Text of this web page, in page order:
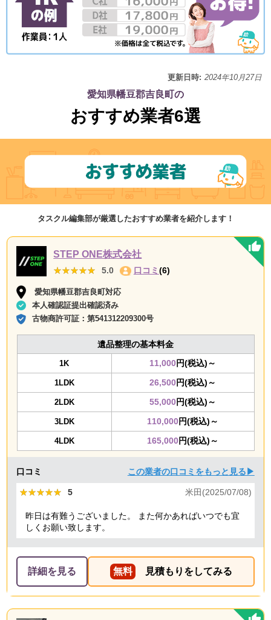
更新日時: 2024年10月27日
愛知県幡豆郡吉良町の
おすすめ業者6選
タスクル編集部が厳選したおすすめ業者を紹介します！
STEP ONE株式会社
★★★★★
★★★★★ 5.0 口コミ (6)
愛知県幡豆郡吉良町対応
本人確認証提出確認済み
古物商許可証：第541312209300号
遺品整理の基本料金
1K 11,000円(税込)～
1LDK 26,500円(税込)～
2LDK 55,000円(税込)～
3LDK 110,000円(税込)～
4LDK 165,000円(税込)～
口コミ この業者の口コミをもっと見る▶
★★★★★
★★★★★ 5 米田(2025/07/08)
昨日は有難うございました。 また何かあればいつでも宜
しくお願い致します。
詳細を見る 無料 見積もりをしてみる